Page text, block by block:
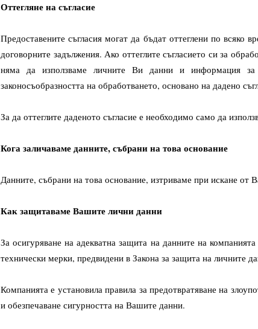
Оттегляне на съгласие
Предоставените съгласия могат да бъдат оттеглени по всяко
договорните задължения. Ако оттеглите съгласието си за
няма да използваме личните Ви данни и информация за
законосъобразността на обработването, основано на дадено
За да оттеглите даденото съгласие е необходимо само да
Кога заличаваме данните, събрани на това основание
Данните, събрани на това основание, изтриваме при искане
Как защитаваме Вашите лични данни
За осигуряване на адекватна защита на данните на
технически мерки, предвидени в Закона за защита на личните
Компанията е установила правила за предотвратяване на
и обезпечаване сигурността на Вашите данни.